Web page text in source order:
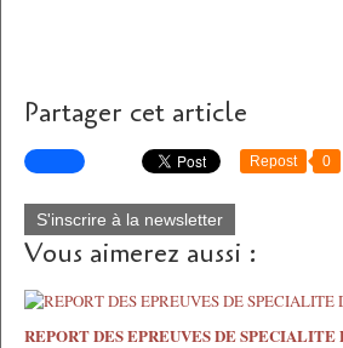
Partager cet article
Repost 0
S'inscrire à la newsletter
Vous aimerez aussi :
REPORT DES EPREUVES DE